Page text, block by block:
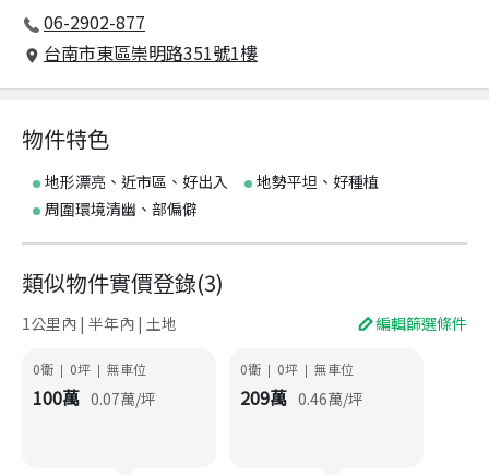
06-2902-877
台南市東區崇明路351號1樓
物件特色
地形漂亮、近市區、好出入
地勢平坦、好種植
周圍環境清幽、部偏僻
類似物件實價登錄(3)
1公里內 | 半年內 | 土地 編輯篩選條件
0衛 | 0坪 | 無車位
100萬 0.07萬/坪
0衛 | 0坪 | 無車位
209萬 0.46萬/坪